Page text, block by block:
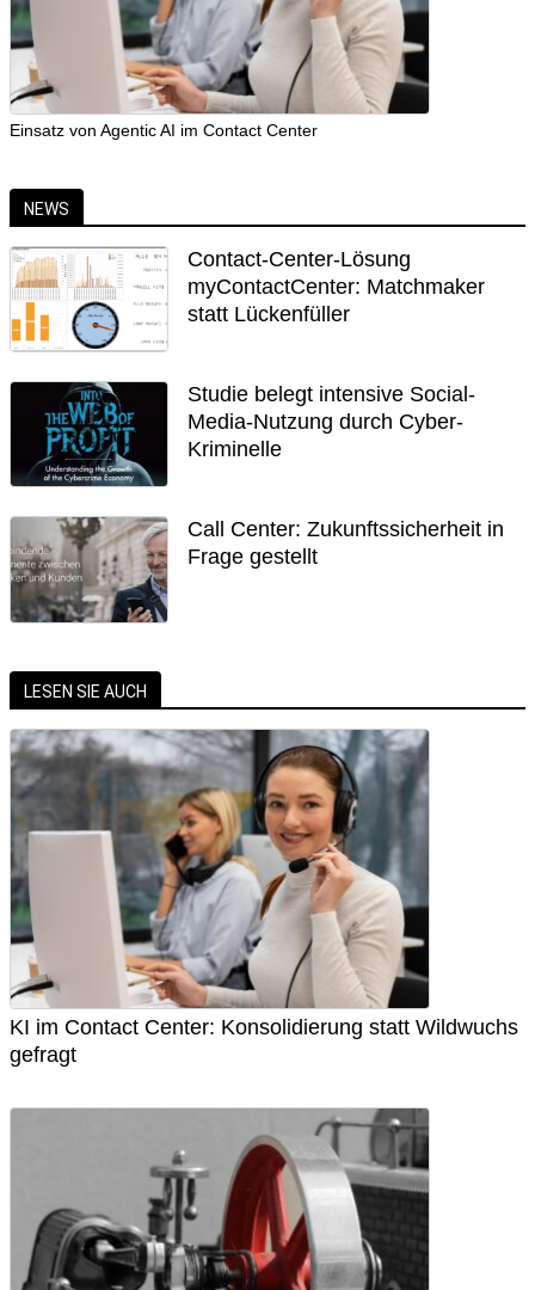
Einsatz von Agentic AI im Contact Center
NEWS
Contact-Center-Lösung
myContactCenter: Matchmaker
statt Lückenfüller
Studie belegt intensive Social-
Media-Nutzung durch Cyber-
Kriminelle
Call Center: Zukunftssicherheit in
Frage gestellt
LESEN SIE AUCH
KI im Contact Center: Konsolidierung statt Wildwuchs
gefragt